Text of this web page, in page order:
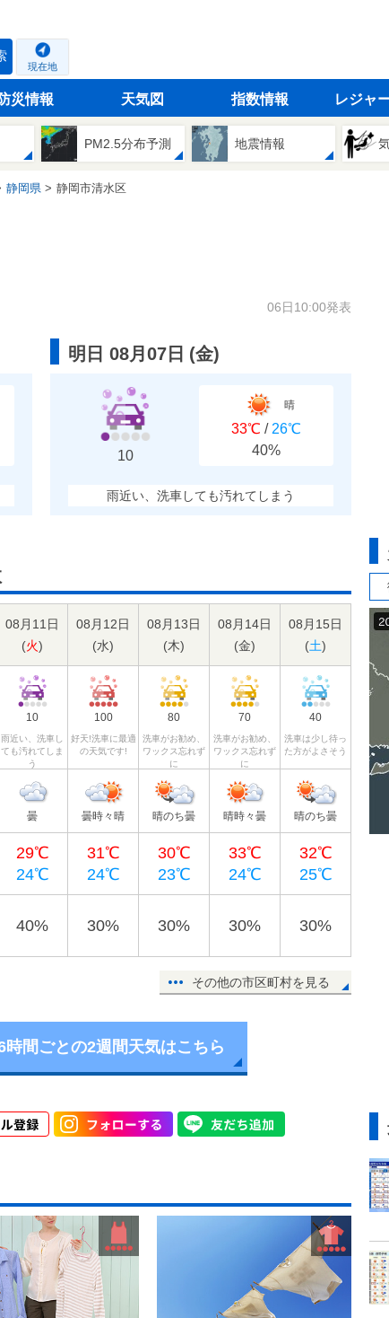
現在地
防災情報 天気図 指数情報 レジャ
PM2.5分布予測 地震情報
静岡県 静岡市清水区
06日10:00発表
明日 08月07日 (金)
10
晴
33℃ / 26℃
40%
雨近い、洗車しても汚れてしまう
08月11日
(火)
08月12日
(水)
08月13日
(木)
08月14日
(金)
08月15日
(土)
10
雨近い、洗車し
ても汚れてしま
う
100
好天!洗車に最適
の天気です!
80
洗車がお勧め、
ワックス忘れず
に
70
洗車がお勧め、
ワックス忘れず
に
40
洗車は少し待っ
た方がよさそう
曇 曇時々晴 晴のち曇 晴時々曇 晴のち曇
29℃
24℃
31℃
24℃
30℃
23℃
33℃
24℃
32℃
25℃
40% 30% 30% 30% 30%
その他の市区町村を見る
間ごとの2週間天気はこちら